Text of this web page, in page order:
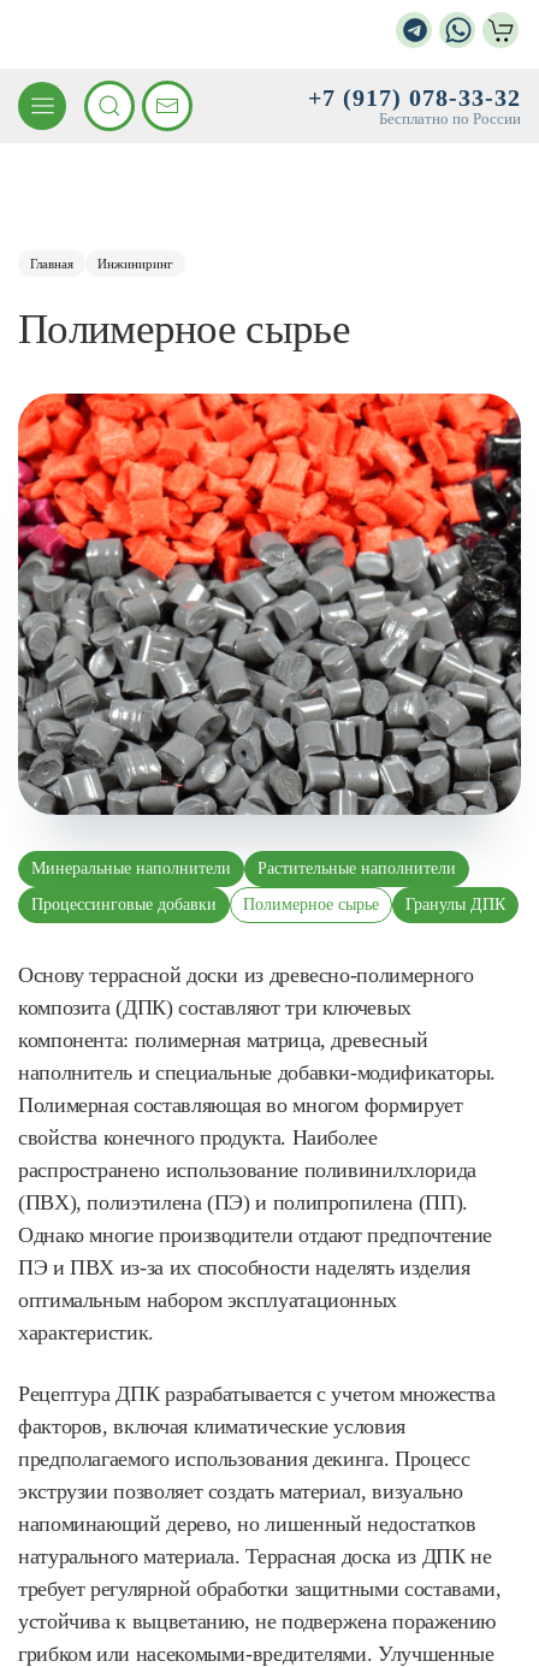
+7 (917) 078-33-32
Бесплатно по России
Главная Инжиниринг
Полимерное сырье
Минеральные наполнители
Растительные наполнители
Процессинговые добавки
Полимерное сырье Гранулы ДПК
Основу террасной доски из древесно-полимерного
композита (ДПК) составляют три ключевых
компонента: полимерная матрица, древесный
наполнитель и специальные добавки-модификаторы.
Полимерная составляющая во многом формирует
свойства конечного продукта. Наиболее
распространено использование поливинилхлорида
(ПВХ), полиэтилена (ПЭ) и полипропилена (ПП).
Однако многие производители отдают предпочтение
ПЭ и ПВХ из-за их способности наделять изделия
оптимальным набором эксплуатационных
характеристик.
Рецептура ДПК разрабатывается с учетом множества
факторов, включая климатические условия
предполагаемого использования декинга. Процесс
экструзии позволяет создать материал, визуально
напоминающий дерево, но лишенный недостатков
натурального материала. Террасная доска из ДПК не
требует регулярной обработки защитными составами,
устойчива к выцветанию, не подвержена поражению
грибком или насекомыми-вредителями. Улучшенные